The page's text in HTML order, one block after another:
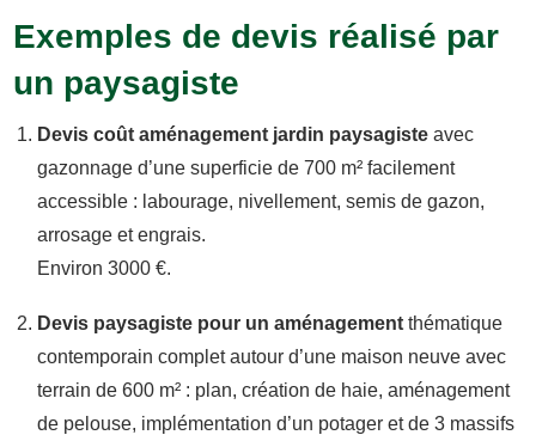
Exemples de devis réalisé par
un paysagiste
Devis coût aménagement jardin paysagiste avec
gazonnage d’une superficie de 700 m² facilement
accessible : labourage, nivellement, semis de gazon,
arrosage et engrais.
Environ 3000 €.
Devis paysagiste pour un aménagement thématique
contemporain complet autour d’une maison neuve avec
terrain de 600 m² : plan, création de haie, aménagement
de pelouse, implémentation d’un potager et de 3 massifs